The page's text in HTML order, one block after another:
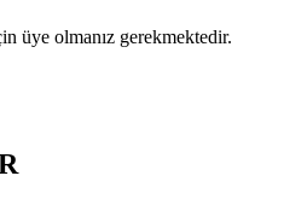
üye olmanız gerekmektedir.